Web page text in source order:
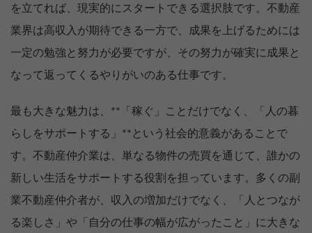
を立てれば、現実的にスタートできる選択肢です。不動産
業界は高収入が期待できる一方で、成果を上げるためには
一定の勉強と努力が必要ですが、その努力が確実に成果と
なって返ってくるやりがいのある仕事です。
最も大きな魅力は、**「稼ぐ」ことだけでなく、「人の暮
らしをサポートする」**という社会的意義があることで
す。不動産仲介業は、単なる物件の売買を通じて、誰かの
新しい生活をサポートする役割を担っています。多くの副
業不動産仲介者が、収入の増加だけでなく、「人とつなが
る楽しさ」や「自分の仕事の幅が広がったこと」に大きな